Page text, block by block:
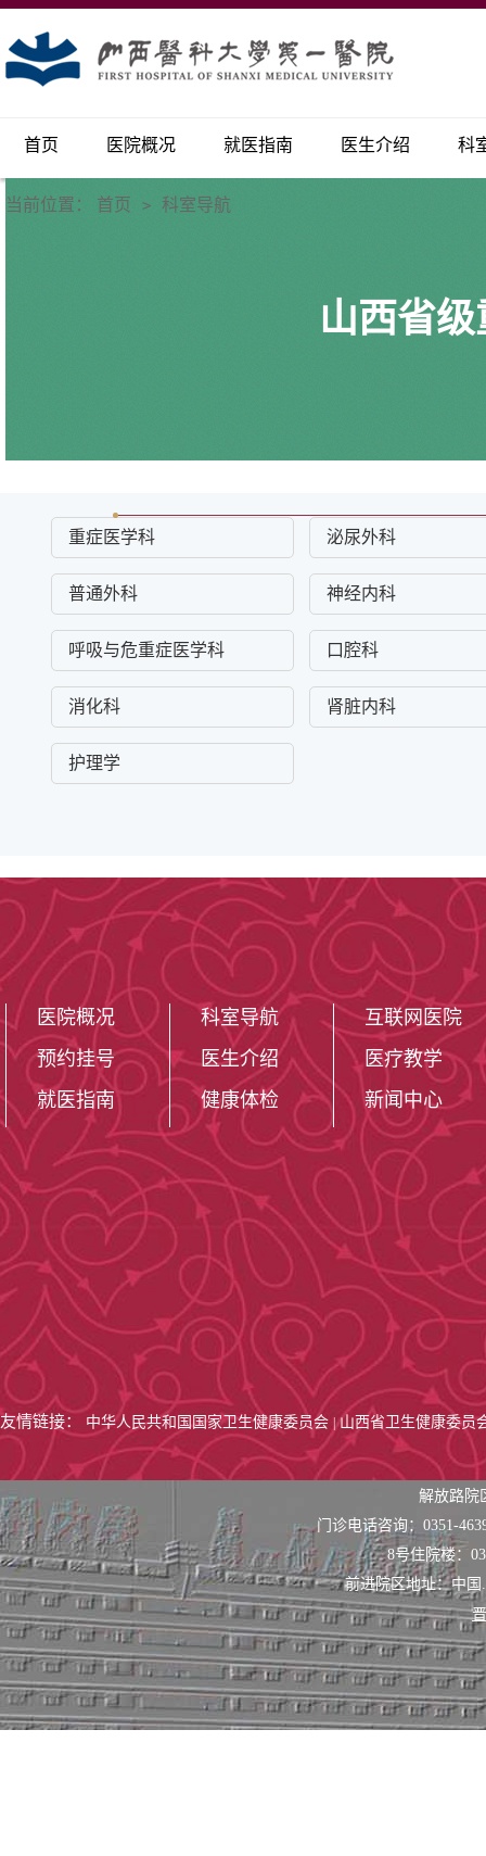
首页 医院概况 就医指南 医生介绍 科
当前位置： 首页 > 科室导航
山西省
重症医学科 泌尿外科
普通外科 神经内科
呼吸与危重症医学科 口腔科
消化科 肾脏内科
护理学
医院概况
预约挂号
就医指南
科室导航
医生介绍
健康体检
互联网医院
医疗教学
新闻中心
友情链接： 中华人民共和国国家卫生健康委员会 山西省卫生健康委员
解放路
门诊电话咨询：0351-
8号住院楼：
前进院区地址：中